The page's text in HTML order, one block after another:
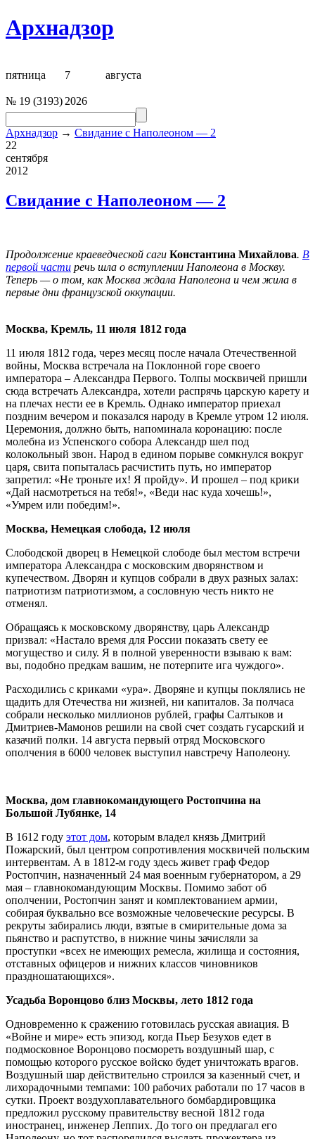
Архнадзор
пятница 7 августа
№ 19 (3193) 2026
Архнадзор → Свидание с Наполеоном — 2
22
сентября
2012
Свидание с Наполеоном — 2
Продолжение краеведческой саги Константина Михайлова. В
первой части речь шла о вступлении Наполеона в Москву.
Теперь — о том, как Москва ждала Наполеона и чем жила в
первые дни французской оккупации.
Москва, Кремль, 11 июля 1812 года
11 июля 1812 года, через месяц после начала Отечественной
войны, Москва встречала на Поклонной горе своего
императора – Александра Первого. Толпы москвичей пришли
сюда встречать Александра, хотели распрячь царскую карету и
на плечах нести ее в Кремль. Однако император приехал
поздним вечером и показался народу в Кремле утром 12 июля.
Церемония, должно быть, напоминала коронацию: после
молебна из Успенского собора Александр шел под
колокольный звон. Народ в едином порыве сомкнулся вокруг
царя, свита попыталась расчистить путь, но император
запретил: «Не троньте их! Я пройду». И прошел – под крики
«Дай насмотреться на тебя!», «Веди нас куда хочешь!»,
«Умрем или победим!».
Москва, Немецкая слобода, 12 июля
Слободской дворец в Немецкой слободе был местом встречи
императора Александра с московским дворянством и
купечеством. Дворян и купцов собрали в двух разных залах:
патриотизм патриотизмом, а сословную честь никто не
отменял.
Обращаясь к московскому дворянству, царь Александр
призвал: «Настало время для России показать свету ее
могущество и силу. Я в полной уверенности взываю к вам:
вы, подобно предкам вашим, не потерпите ига чуждого».
Расходились с криками «ура». Дворяне и купцы поклялись не
щадить для Отечества ни жизней, ни капиталов. За полчаса
собрали несколько миллионов рублей, графы Салтыков и
Дмитриев-Мамонов решили на свой счет создать гусарский и
казачий полки. 14 августа первый отряд Московского
ополчения в 6000 человек выступил навстречу Наполеону.
Москва, дом главнокомандующего Ростопчина на
Большой Лубянке, 14
В 1612 году этот дом, которым владел князь Дмитрий
Пожарский, был центром сопротивления москвичей польским
интервентам. А в 1812-м году здесь живет граф Федор
Ростопчин, назначенный 24 мая военным губернатором, а 29
мая – главнокомандующим Москвы. Помимо забот об
ополчении, Ростопчин занят и комплектованием армии,
собирая буквально все возможные человеческие ресурсы. В
рекруты забирались люди, взятые в смирительные дома за
пьянство и распутство, в нижние чины зачисляли за
проступки «всех не имеющих ремесла, жилища и состояния,
отставных офицеров и нижних классов чиновников
праздношатающихся».
Усадьба Воронцово близ Москвы, лето 1812 года
Одновременно к сражению готовилась русская авиация. В
«Войне и мире» есть эпизод, когда Пьер Безухов едет в
подмосковное Воронцово посмореть воздушный шар, с
помощью которого русское войско будет уничтожать врагов.
Воздушный шар действительно строился за казенный счет, и
лихорадочными темпами: 100 рабочих работали по 17 часов в
сутки. Проект воздухоплавательного бомбардировщика
предложил русскому правительству весной 1812 года
иностранец, инженер Леппих. До того он предлагал его